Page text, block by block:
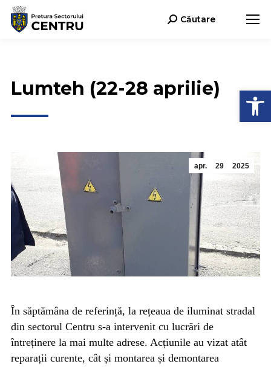
Search:Căutare
Lumteh (22-28 aprilie)
apr. 29 2025
În săptămâna de referință, la rețeaua de iluminat stradal
din sectorul Centru s-a intervenit cu lucrări de
întreținere la mai multe adrese. Acțiunile au vizat atât
reparații curente, cât și montarea și demontarea